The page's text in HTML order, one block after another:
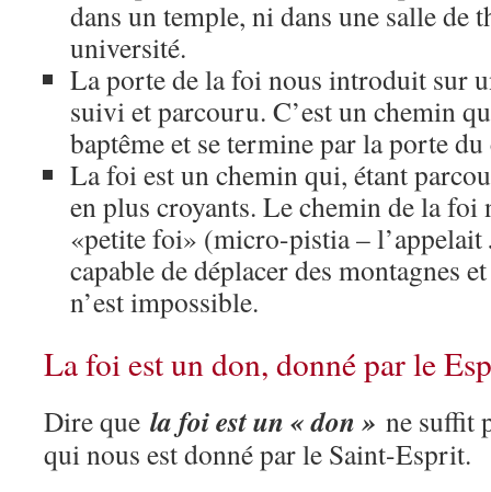
dans un temple, ni dans une salle de
université.
La porte de la foi nous introduit sur
suivi et parcouru. C’est un chemin
baptême et se termine par la porte
La foi est un chemin qui, étant
en plus croyants. Le chemin de la foi
«petite foi» (micro-pistia – l’appelait
capable de déplacer des montagnes
n’est impossible.
La foi est un don, donné par le
Dire que la foi est un « don » ne suffit
qui nous est donné par le Saint-Esprit.